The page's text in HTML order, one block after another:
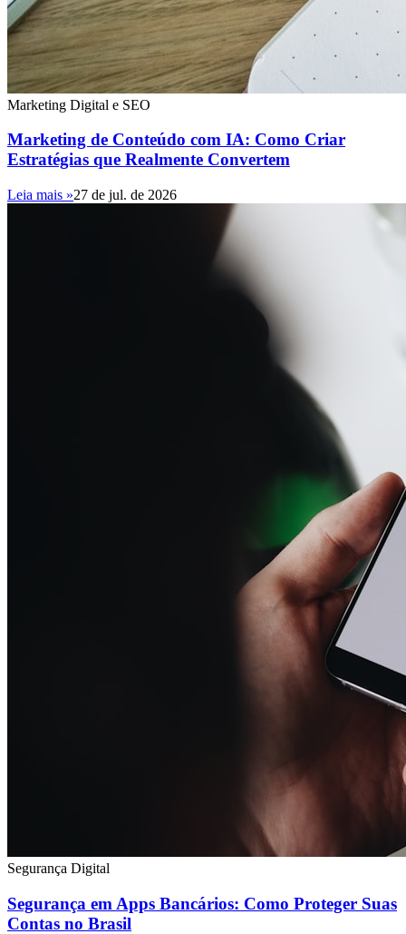
Marketing Digital e SEO
Marketing de Conteúdo com IA: Como Criar
Estratégias que Realmente Convertem
Leia mais »27 de jul. de 2026
Segurança Digital
Segurança em Apps Bancários: Como Proteger Suas
Contas no Brasil